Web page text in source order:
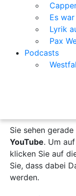
Es
Lyrik
Pax
Podcasts
Sie sehen
YouTube. Um
klicken Sie auf
Sie, dass dabei
werden.